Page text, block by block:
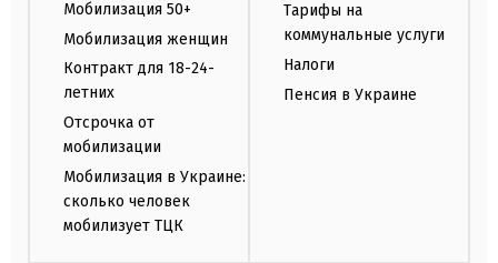
Мобилизация 50+
Мобилизация женщин
Контракт для 18-24-
летних
Отсрочка от
мобилизации
Мобилизация в Украине:
сколько человек
мобилизует ТЦК
Тарифы на
коммунальные услуги
Налоги
Пенсия в Украине